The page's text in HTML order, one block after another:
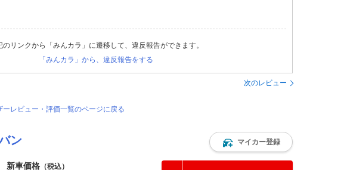
のリンクから「みんカラ」に遷移して、違反報告ができます。
「みんカラ」から、違反報告をする
次のレビュー
ーレビュー・評価一覧のページに戻る
ン マイカー登録
新車価格 （税込）